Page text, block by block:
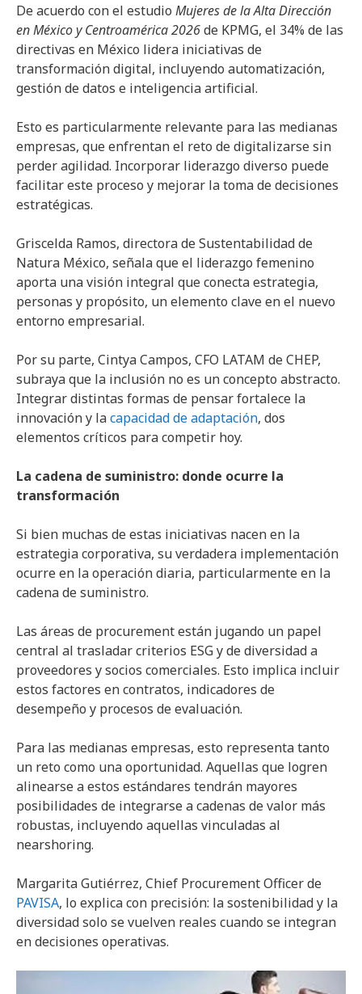
De acuerdo con el estudio Mujeres de la Alta Dirección
en México y Centroamérica 2026de KPMG, el 34% de las
directivas en México lidera iniciativas de
transformación digital, incluyendo automatización,
gestión de datos e inteligencia artificial.
Esto es particularmente relevante para las medianas
empresas, que enfrentan el reto de digitalizarse sin
perder agilidad. Incorporar liderazgo diverso puede
facilitar este proceso y mejorar la toma de decisiones
estratégicas.
Griscelda Ramos, directora de Sustentabilidad de
Natura México, señala que el liderazgo femenino
aporta una visión integral que conecta estrategia,
personas y propósito, un elemento clave en el nuevo
entorno empresarial.
Por su parte, Cintya Campos, CFO LATAM de CHEP,
subraya que la inclusión no es un concepto abstracto.
Integrar distintas formas de pensar fortalece la
innovación y lacapacidad de adaptación, dos
elementos críticos para competir hoy.
La cadena de suministro: donde ocurre la
transformación
Si bien muchas de estas iniciativas nacen en la
estrategia corporativa, su verdadera implementación
ocurre en la operación diaria, particularmente en la
cadena de suministro.
Las áreas de procurement están jugando un papel
central al trasladar criterios ESG y de diversidad a
proveedores y socios comerciales. Esto implica incluir
estos factores en contratos, indicadores de
desempeño y procesos de evaluación.
Para las medianas empresas, esto representa tanto
un reto como una oportunidad. Aquellas que logren
alinearse a estos estándares tendrán mayores
posibilidades de integrarse a cadenas de valor más
robustas, incluyendo aquellas vinculadas al
nearshoring.
Margarita Gutiérrez, Chief Procurement Officer de
PAVISA, lo explica con precisión: la sostenibilidad y la
diversidad solo se vuelven reales cuando se integran
en decisiones operativas.